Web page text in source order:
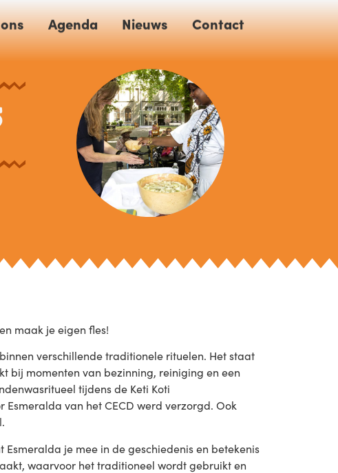
Agenda Nieuws Contact
maak je eigen fles!
verschillende traditionele rituelen. Het staat
bij momenten van bezinning, reiniging en een
tijdens de Keti Koti
van het CECD werd verzorgd. Ook
Esmeralda je mee in de geschiedenis en betekenis
waarvoor het traditioneel wordt gebruikt en